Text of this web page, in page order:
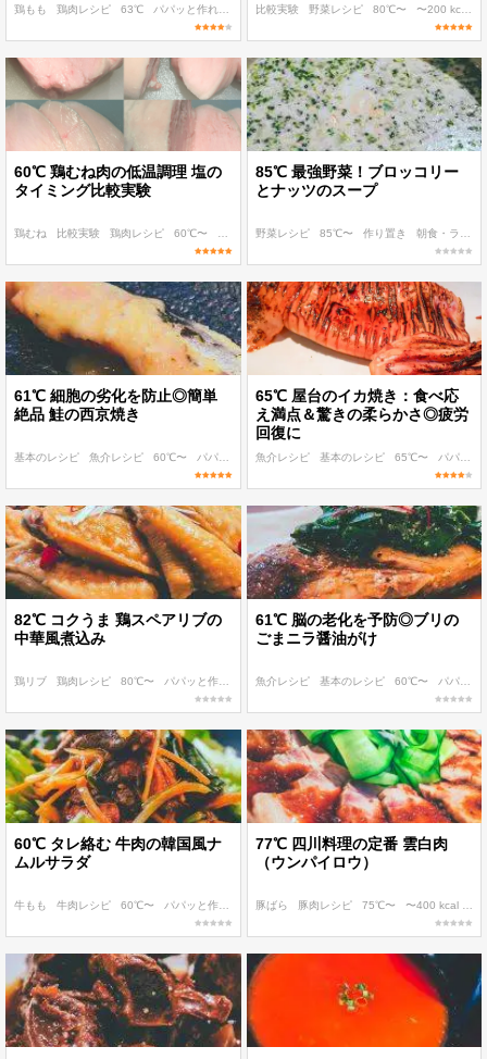
鶏もも 鶏肉レシピ 63℃ パパッと作れる 作り置き
比較実験 野菜レシピ 80℃〜 〜200 kcal
60℃ 鶏むね肉の低温調理 塩の
タイミング比較実験
鶏むね 比較実験 鶏肉レシピ 60℃〜 〜200 kcal
85℃ 最強野菜！ブロッコリー
とナッツのスープ
野菜レシピ 85℃〜 作り置き 朝食・ランチ
61℃ 細胞の劣化を防止◎簡単
絶品 鮭の西京焼き
基本のレシピ 魚介レシピ 60℃〜 パパッと作れる 子ども
65℃ 屋台のイカ焼き：食べ応
え満点＆驚きの柔らかさ◎疲労
回復に
魚介レシピ 基本のレシピ 65℃〜 パパッと作れる
82℃ コクうま 鶏スペアリブの
中華風煮込み
鶏リブ 鶏肉レシピ 80℃〜 パパッと作れる 作り置き
61℃ 脳の老化を予防◎ブリの
ごまニラ醤油がけ
魚介レシピ 基本のレシピ 60℃〜 パパッと作れる
60℃ タレ絡む 牛肉の韓国風ナ
ムルサラダ
牛もも 牛肉レシピ 60℃〜 パパッと作れる 朝食・ランチ
77℃ 四川料理の定番 雲白肉
（ウンパイロウ）
豚ばら 豚肉レシピ 75℃〜 〜400 kcal